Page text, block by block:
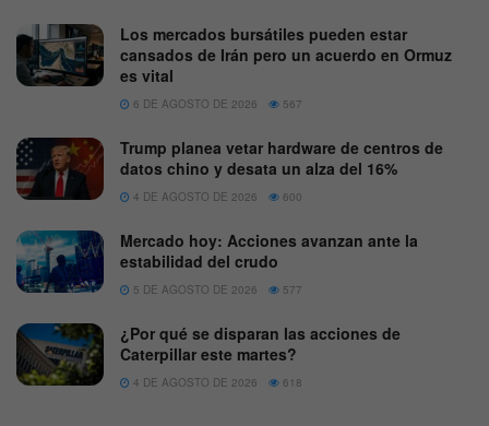
Los mercados bursátiles pueden estar
cansados de Irán pero un acuerdo en Ormuz
es vital
6 DE AGOSTO DE 2026 567
Trump planea vetar hardware de centros de
datos chino y desata un alza del 16%
4 DE AGOSTO DE 2026 600
Mercado hoy: Acciones avanzan ante la
estabilidad del crudo
5 DE AGOSTO DE 2026 577
¿Por qué se disparan las acciones de
Caterpillar este martes?
4 DE AGOSTO DE 2026 618